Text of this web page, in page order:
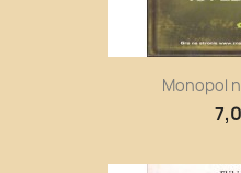
Monopol